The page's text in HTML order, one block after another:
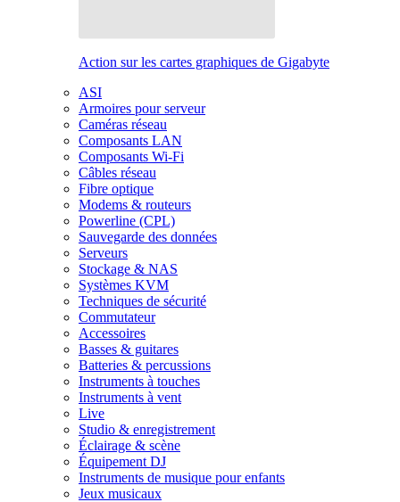
Action sur les cartes graphiques de Gigabyte
ASI
Armoires pour serveur
Caméras réseau
Composants LAN
Composants Wi-Fi
Câbles réseau
Fibre optique
Modems & routeurs
Powerline (CPL)
Sauvegarde des données
Serveurs
Stockage & NAS
Systèmes KVM
Techniques de sécurité
Commutateur
Accessoires
Basses & guitares
Batteries & percussions
Instruments à touches
Instruments à vent
Live
Studio & enregistrement
Éclairage & scène
Équipement DJ
Instruments de musique pour enfants
Jeux musicaux